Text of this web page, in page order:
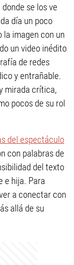
se los ve
día un poco
la imagen con un
un video inédito
de redes
y entrañable.
mirada crítica,
pocos de su rol
del espectáculo
con palabras de
del texto
e hija. Para
a conectar con
allá de su